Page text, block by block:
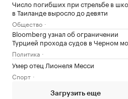
Число погибших при стрельбе в
в Таиланде выросло до девяти
Общество
Bloomberg узнал об ограничении
Турцией прохода судов в Черном
Политика
Умер отец Лионеля Месси
Спорт
Загрузить еще